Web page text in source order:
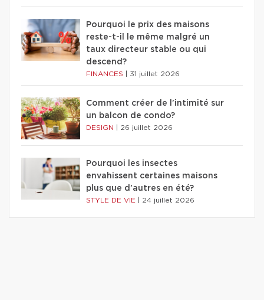
Pourquoi le prix des maisons
reste-t-il le même malgré un
taux directeur stable ou qui
descend?
FINANCES 31 juillet 2026
Comment créer de l'intimité sur
un balcon de condo?
DESIGN 26 juillet 2026
Pourquoi les insectes
envahissent certaines maisons
plus que d'autres en été?
STYLE DE VIE 24 juillet 2026